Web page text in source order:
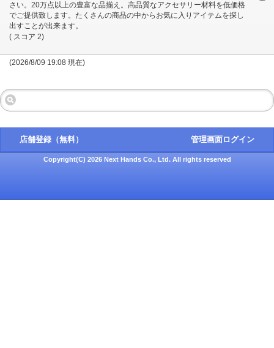
さい。20万点以上の豊富な品揃え。高品質なアクセサリー材料を低価格
でご提供致します。たくさんの商品の中からお気に入りアイテムを探し
出すことが出来ます。
( スコア 2)
(2026/8/09 19:08 現在)
店舗登録（無料） 管理画面ログイン
Copyright(C) 2026 Next Hands Co., Ltd. All rights reserved